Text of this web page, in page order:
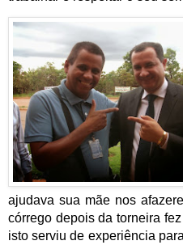
ajudava sua mãe nos
córrego depois da torneira
isto serviu de experiência